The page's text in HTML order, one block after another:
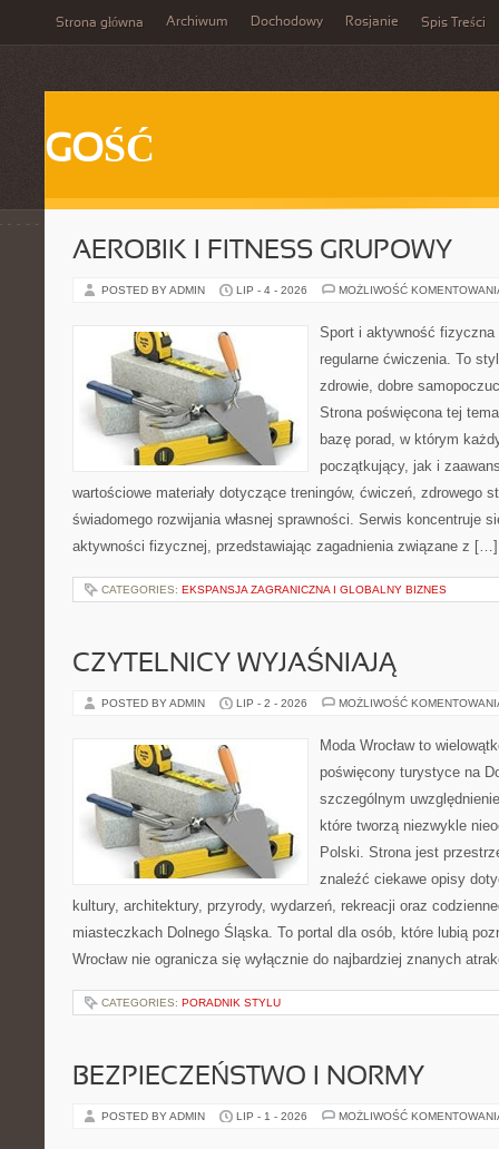
Strona główna Archiwum Dochodowy Rosjanie Spis Treści
GOŚĆ
AEROBIK I FITNESS GRUPOWY
POSTED BY ADMIN LIP - 4 - 2026 MOŻLIWOŚĆ
Sport i aktywność
regularne ćwiczenia. To
zdrowie, dobre
Strona poświęcona tej
bazę porad, w którym
początkujący, jak i
wartościowe materiały dotyczące treningów, ćwiczeń, zdrowego
świadomego rozwijania własnej sprawności. Serwis koncentruje
aktywności fizycznej, przedstawiając zagadnienia związane z […]
CATEGORIES: EKSPANSJA ZAGRANICZNA I GLOBALNY BIZNES
CZYTELNICY WYJAŚNIAJĄ
POSTED BY ADMIN LIP - 2 - 2026 MOŻLIWOŚĆ
Moda Wrocław to
poświęcony turystyce na
szczególnym
które tworzą niezwykle
Polski. Strona jest
znaleźć ciekawe opisy
kultury, architektury, przyrody, wydarzeń, rekreacji oraz
miasteczkach Dolnego Śląska. To portal dla osób, które lubią
Wrocław nie ogranicza się wyłącznie do najbardziej znanych
CATEGORIES: PORADNIK STYLU
BEZPIECZEŃSTWO I NORMY
POSTED BY ADMIN LIP - 1 - 2026 MOŻLIWOŚĆ